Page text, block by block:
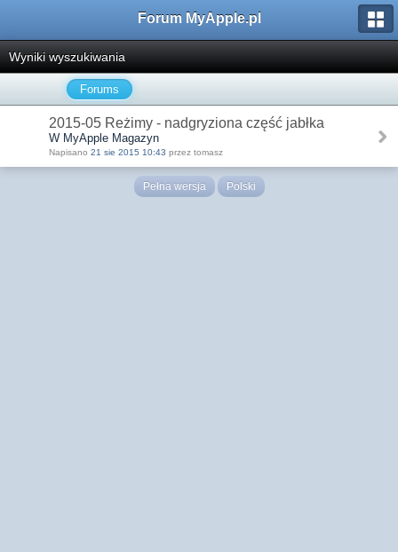
Forum MyApple.pl
Wyniki wyszukiwania
Forums
2015-05 Reżimy - nadgryziona część jabłka
W MyApple Magazyn
Napisano 21 sie 2015 10:43 przez tomasz
Pełna wersja Polski